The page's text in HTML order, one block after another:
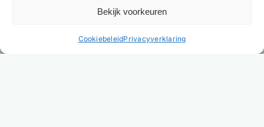
Bekijk voorkeuren
CookiebeleidPrivacyverklaring